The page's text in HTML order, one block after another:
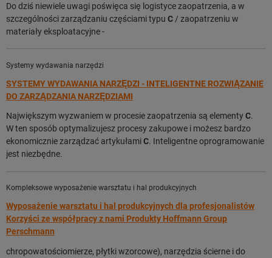
Do dziś niewiele uwagi poświęca się logistyce zaopatrzenia, a w
szczególności zarządzaniu częściami typu C / zaopatrzeniu w
materiały eksploatacyjne -
Systemy wydawania narzędzi
SYSTEMY WYDAWANIA NARZĘDZI - INTELIGENTNE ROZWIĄZANIE
DO ZARZĄDZANIA NARZĘDZIAMI
Największym wyzwaniem w procesie zaopatrzenia są elementyC.
W ten sposób optymalizujesz procesy zakupowe i możesz bardzo
ekonomicznie zarządzać artykułamiC. Inteligentne oprogramowanie
jest niezbędne.
Kompleksowe wyposażenie warsztatu i hal produkcyjnych
Wyposażenie warsztatu i hal produkcyjnych dla profesjonalistów
Korzyści ze współpracy z nami Produkty Hoffmann Group
Perschmann
chropowatościomierze, płytki wzorcowe), narzędzia ścierne i do